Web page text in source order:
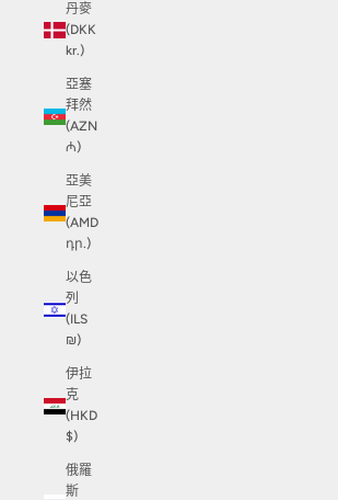
丹麥
(DKK
kr.)
亞塞
拜然
(AZN
₼)
亞美
尼亞
(AMD
դր.)
以色
列
(ILS
₪)
伊拉
克
(HKD
$)
俄羅
斯